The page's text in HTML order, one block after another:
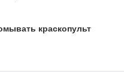
краскопульт